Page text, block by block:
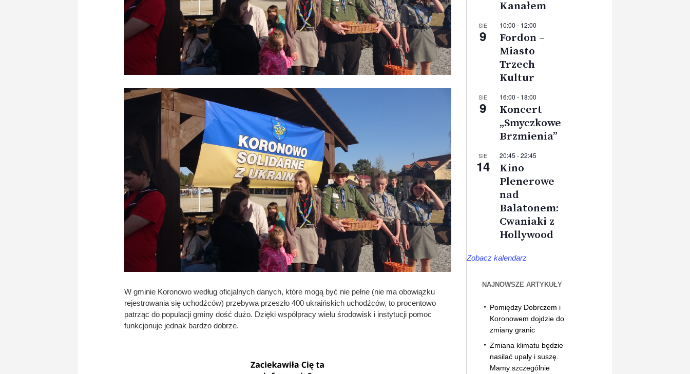
W gminie Koronowo według oficjalnych danych, które mogą być nie pełne (nie ma obowiązku
rejestrowania się uchodźców) przebywa przeszło 400 ukraińskich uchodźców, to procentowo
patrząc do populacji gminy dość dużo. Dzięki współpracy wielu środowisk i instytucji pomoc
funkcjonuje jednak bardzo dobrze.
Kanałem
SIE
9
10:00 - 12:00
Fordon –
Miasto
Trzech
Kultur
SIE
9
16:00 - 18:00
Koncert
„Smyczkowe
Brzmienia”
SIE
14
20:45 -22:45
Kino
Plenerowe
nad
Balatonem:
Cwaniaki z
Hollywood
Zobacz kalendarz
NAJNOWSZE ARTYKUŁY
Pomiędzy Dobrczem i
Koronowem dojdzie do
zmiany granic
Zmiana klimatu będzie
nasilać upały i suszę.
Mamy szczególnie